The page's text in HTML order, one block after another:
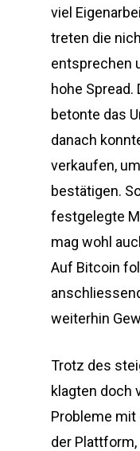
viel
treten die
entsprechen
hohe Spread.
betonte das
danach
verkaufen,
bestätigen.
festgelegte
mag wohl
Auf Bitcoin
weiterhin
Trotz des
klagten doch
Probleme
der